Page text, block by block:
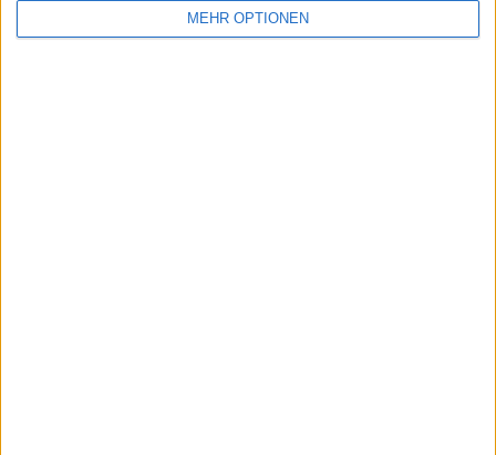
MEHR OPTIONEN